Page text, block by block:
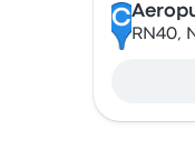
C
RN40,